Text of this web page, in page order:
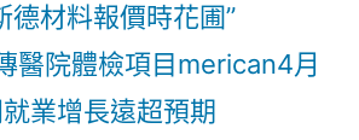
德材料報價時花圃”
醫院體檢項目merican4月
業增長遠超預期